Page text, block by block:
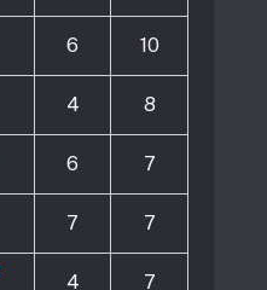
6 10
4 8
6 7
7 7
4 7